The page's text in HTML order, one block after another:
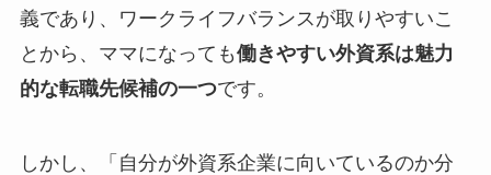
義であり、ワークライフバランスが取りやすいこ
とから、ママになっても働きやすい外資系は魅力
的な転職先候補の一つです。
しかし、「自分が外資系企業に向いているのか分